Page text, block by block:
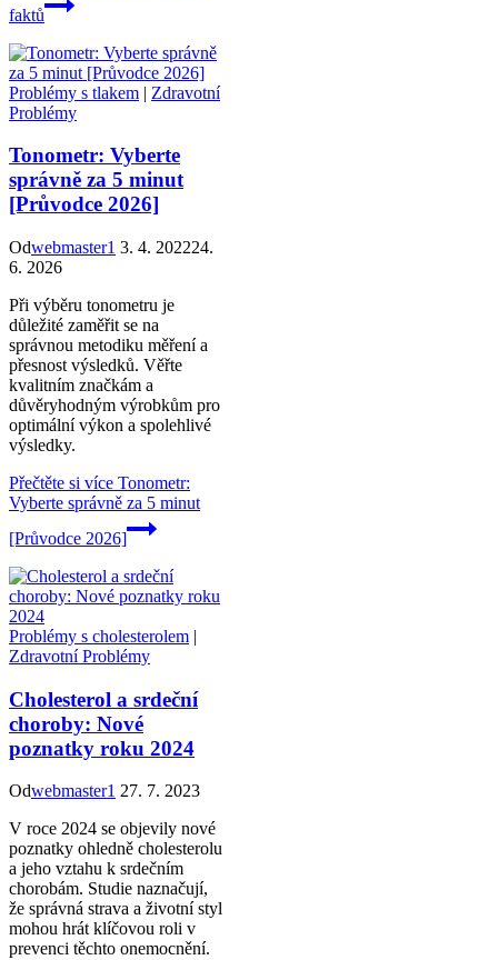
faktů
Problémy s tlakem | Zdravotní
Problémy
Tonometr: Vyberte
správně za 5 minut
[Průvodce 2026]
Odwebmaster1 3. 4. 202224.
6. 2026
Při výběru tonometru je
důležité zaměřit se na
správnou metodiku měření a
přesnost výsledků. Věřte
kvalitním značkám a
důvěryhodným výrobkům pro
optimální výkon a spolehlivé
výsledky.
Přečtěte si více Tonometr:
Vyberte správně za 5 minut
[Průvodce 2026]
Problémy s cholesterolem |
Zdravotní Problémy
Cholesterol a srdeční
choroby: Nové
poznatky roku 2024
Odwebmaster1 27. 7. 2023
V roce 2024 se objevily nové
poznatky ohledně cholesterolu
a jeho vztahu k srdečním
chorobám. Studie naznačují,
že správná strava a životní styl
mohou hrát klíčovou roli v
prevenci těchto onemocnění.